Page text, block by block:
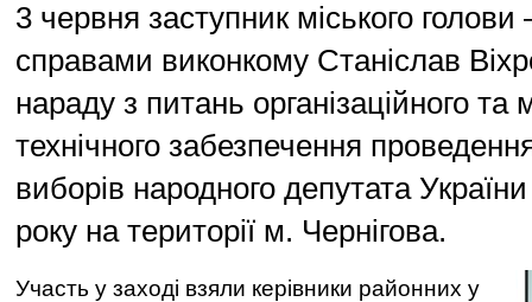
3 червня заступник міського
справами виконкому Станіслав
нараду з питань організаційного та
технічного забезпечення
виборів народного депутата
року на території м. Чернігова.
Участь у заході взяли керівники районних у